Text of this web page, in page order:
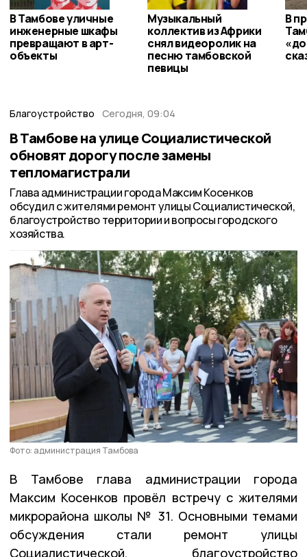
В Тамбове уличные
инженерные шкафы
превращают в арт-
объекты
Музыкальный
коллектив из Африки
снял видеоролик на
песню тамбовской
певицы
В
Благоустройство Сегодня, 09:04
В Тамбове на улице Социалистической
обновят дорогу после замены
тепломагистрали
Глава администрации города Максим Косенков
обсудил с жителями ремонт улицы Социалистической,
благоустройство территории и вопросы городского
хозяйства.
Фото: администрация Тамбова
В Тамбове глава администрации города
Максим Косенков провёл встречу с жителями
микрорайона школы № 31. Основными темами
обсуждения стали ремонт улицы
Социалистической, благоустройство